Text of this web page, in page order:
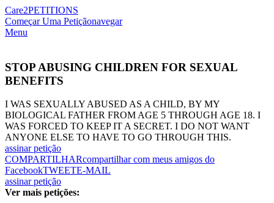
Care2PETITIONS
Começar Uma Petiçãonavegar
Menu
STOP ABUSING CHILDREN FOR SEXUAL
BENEFITS
I WAS SEXUALLY ABUSED AS A CHILD, BY MY
BIOLOGICAL FATHER FROM AGE 5 THROUGH AGE 18. I
WAS FORCED TO KEEP IT A SECRET. I DO NOT WANT
ANYONE ELSE TO HAVE TO GO THROUGH THIS.
assinar petição
COMPARTILHARcompartilhar com meus amigos do
FacebookTWEETE-MAIL
assinar petição
Ver mais petições: